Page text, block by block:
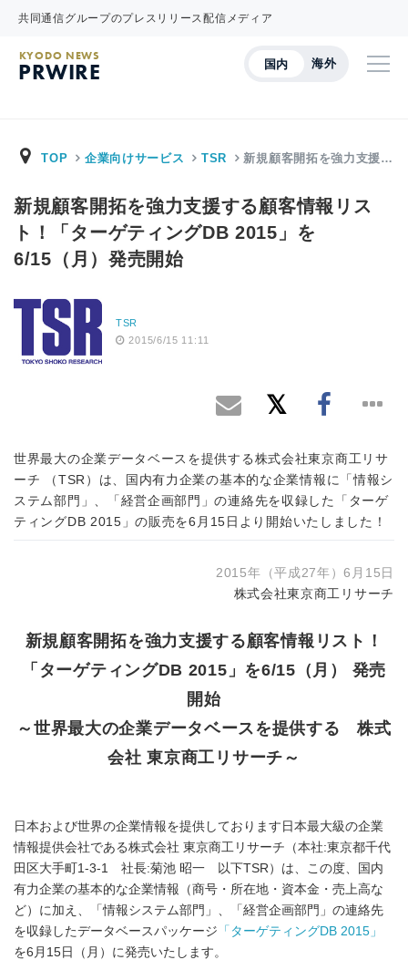
共同通信グループのプレスリリース配信メディア
国内 海外
KYODO NEWS
PRWIRE
TOP 企業向けサービス TSR 新規顧客開拓を強力支援…
新規顧客開拓を強力支援する顧客情報リス
ト！「ターゲティングDB 2015」を
6/15（月）発売開始
TSR
2015/6/15 11:11
世界最大の企業データベースを提供する株式会社東京商工リサ
ーチ （TSR）は、国内有力企業の基本的な企業情報に「情報シ
ステム部門」、「経営企画部門」の連絡先を収録した「ターゲ
ティングDB 2015」の販売を6月15日より開始いたしました！
2015年（平成27年）6月15日
株式会社東京商工リサーチ
新規顧客開拓を強力支援する顧客情報リスト！
「ターゲティングDB 2015」 を6/15（月） 発売
開始
～世界最大の企業データベースを提供する 株式
会社 東京商工リサーチ～
日本および世界の企業情報を提供しております日本最大級の企業
情報提供会社である株式会社 東京商工リサーチ（本社:東京都千代
田区大手町1-3-1 社長:菊池 昭一 以下TSR）は、この度、国内
有力企業の基本的な企業情報（商号・所在地・資本金・売上高な
ど）に加え、「情報システム部門」、「経営企画部門」の連絡先
を収録したデータベースパッケージ 「ターゲティングDB 2015」
を6月15日（月）に発売いたします。